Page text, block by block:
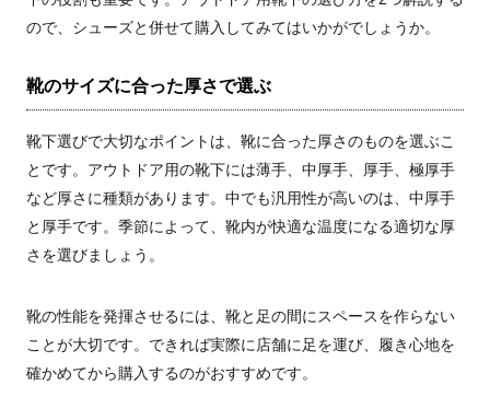
ので、シューズと併せて購入してみてはいかがでしょうか。
靴のサイズに合った厚さで選ぶ
靴下選びで大切なポイントは、靴に合った厚さのものを選ぶこ
とです。 アウトドア用の靴下には薄手、中厚手、厚手、極厚手
など厚さに種類があります。中でも汎用性が高いのは、中厚手
と厚手です。季節によって、靴内が快適な温度になる適切な厚
さを選びましょう。
靴の性能を発揮させるには、靴と足の間にスペースを作らない
ことが大切です。できれば実際に店舗に足を運び、履き心地を
確かめてから購入するのがおすすめです。